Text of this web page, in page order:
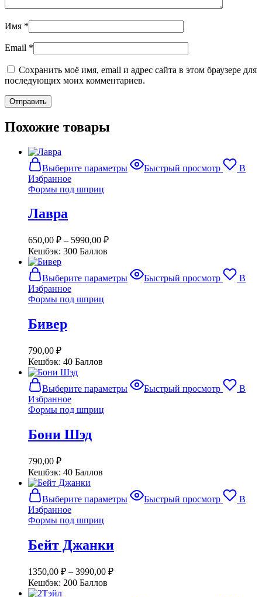
Имя *
Email *
Сохранить моё имя, email и адрес сайта в этом браузере для
последующих моих комментариев.
Похожие товары
Выберите параметры
Этот
товар
товара.
Быстрый просмотр
В
Избранное
Формы под шприц
Лавра
650,00 ₽ – 5990,00 ₽
Кешбэк: 300 Баллов
Выберите параметры
Этот
товарБыстрый просмотр
В
Избранное
Формы под шприц
Бивер
790,00 ₽
Кешбэк: 40 Баллов
Выберите параметры
Этот
товарБыстрый просмотр
В
Избранное
Формы под шприц
Бони Шэд
790,00 ₽
Кешбэк: 40 Баллов
Выберите параметры
Этот
товарБыстрый просмотр
В
Избранное
Формы под шприц
Бейт Джанки
1350,00 ₽ – 3990,00 ₽
Кешбэк: 200 Баллов